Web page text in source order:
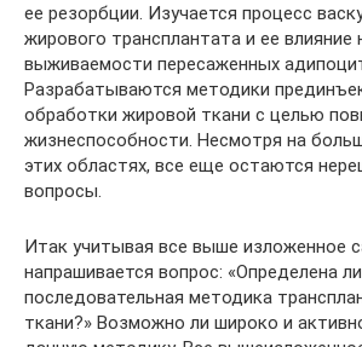
ее резорбции. Изучается процесс
жирового трансплантата и ее влияние
выживаемости пересаженных
Разрабатываются методики
обработки жировой ткани с целью
жизнеспособности. Несмотря на
этих областях, все еще остаются
вопросы.
Итак учитывая все выше изложенное
напрашивается вопрос: «Определена
последовательная методика
ткани?» Возможно ли широко и